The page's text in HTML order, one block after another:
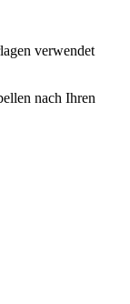
verwendet
nach Ihren